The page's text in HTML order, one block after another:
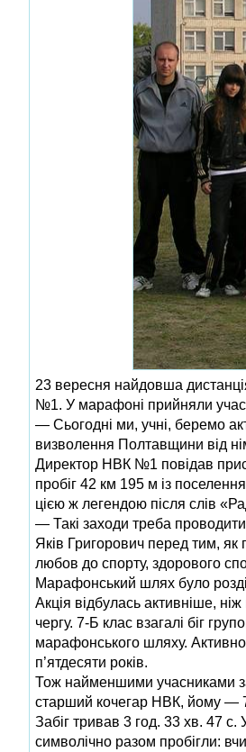
23 вересня найдовша
№1. У марафоні прийняли
— Сьогодні ми, учні, беремо
визволення Полтавщини від
Директор НВК №1 повідав
пробіг 42 км 195 м із
цією ж легендою після слів
— Такі заходи треба
Яків Григорович перед тим,
любов до спорту, здорового
Марафонський шлях було
Акція відбулась активніше,
чергу. 7-Б клас взагалі біг
марафонського шляху.
п’ятдесяти років.
Тож найменшими учасниками
старший кочегар НВК, йому —
Забіг тривав 3 год. 33 хв. 47
символічно разом пробігли: